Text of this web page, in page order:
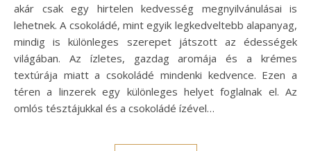
akár csak egy hirtelen kedvesség megnyilvánulásai is
lehetnek. A csokoládé, mint egyik legkedveltebb alapanyag,
mindig is különleges szerepet játszott az édességek
világában. Az ízletes, gazdag aromája és a krémes
textúrája miatt a csokoládé mindenki kedvence. Ezen a
téren a linzerek egy különleges helyet foglalnak el. Az
omlós tésztájukkal és a csokoládé ízével…